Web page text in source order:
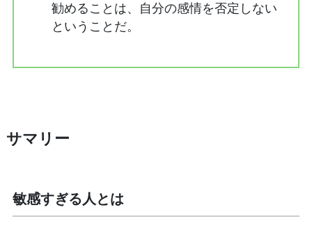
勧めることは、自分の感情を否定しない
ということだ。
サマリー
敏感すぎる人とは